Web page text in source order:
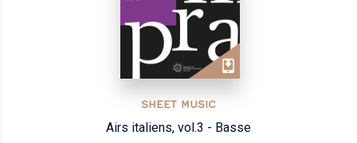
SHEET MUSIC
Airs italiens, vol.3 - Basse